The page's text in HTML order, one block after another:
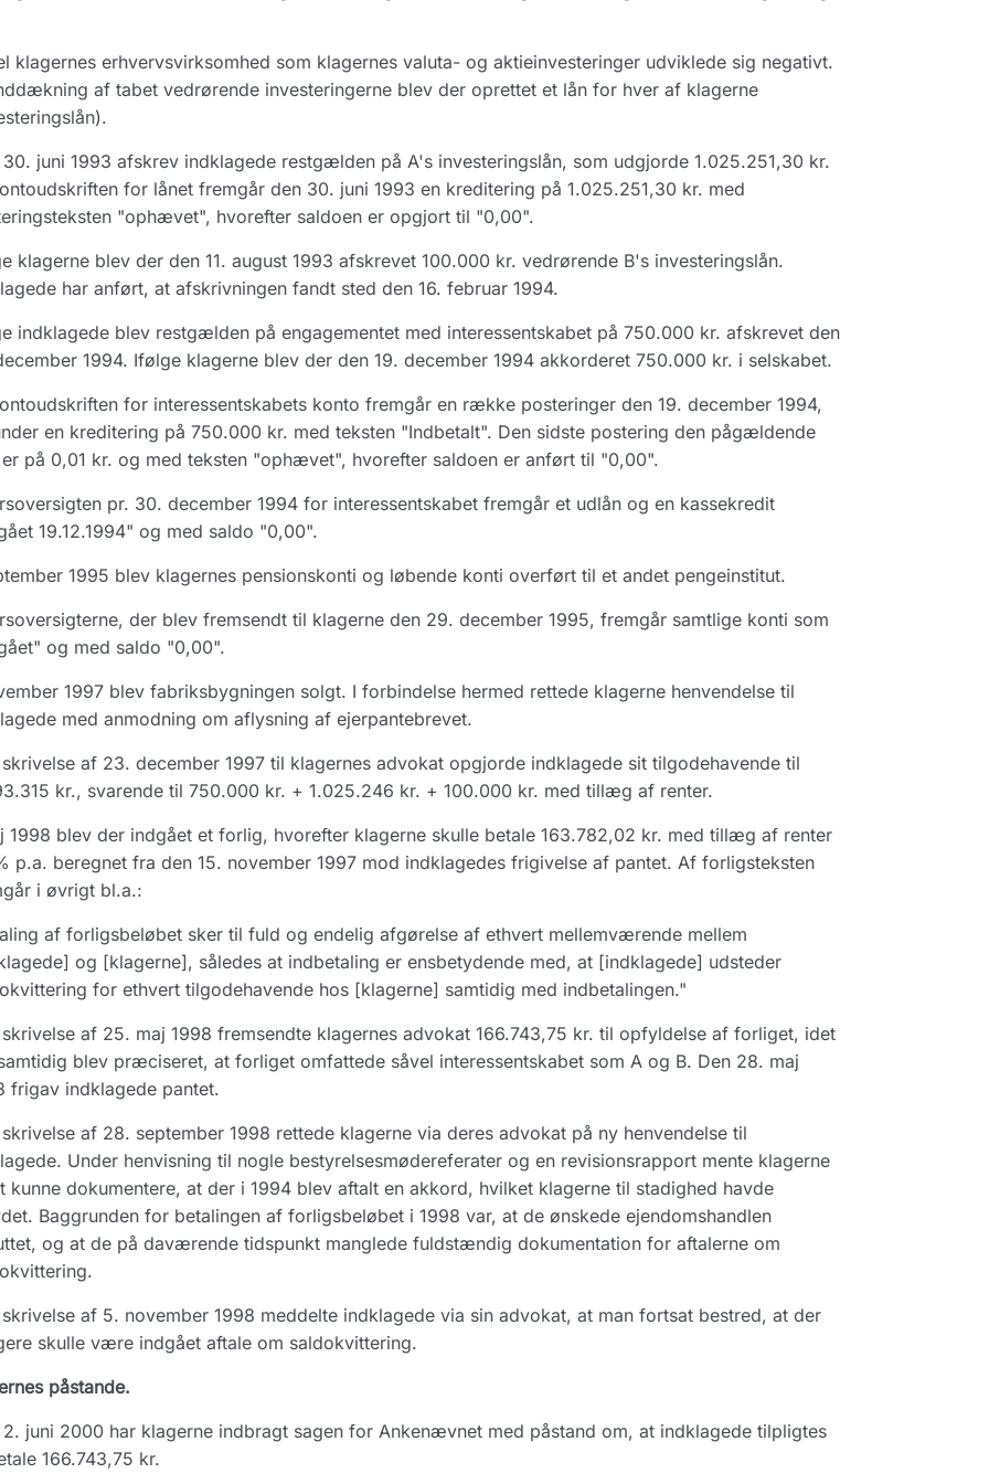
klagernes erhvervsvirksomhed som klagernes valuta- og aktieinvesteringer udviklede sig negativt.
af tabet vedrørende investeringerne blev der oprettet et lån for hver af klagerne
juni 1993 afskrev indklagede restgælden på A's investeringslån, som udgjorde 1.025.251,30 kr.
for lånet fremgår den 30. juni 1993 en kreditering på 1.025.251,30 kr. med
"ophævet", hvorefter saldoen er opgjort til "0,00".
klagerne blev der den 11. august 1993 afskrevet 100.000 kr. vedrørende B's investeringslån.
har anført, at afskrivningen fandt sted den 16. februar 1994.
indklagede blev restgælden på engagementet med interessentskabet på 750.000 kr. afskrevet den
1994. Ifølge klagerne blev der den 19. december 1994 akkorderet 750.000 kr. i selskabet.
for interessentskabets konto fremgår en række posteringer den 19. december 1994,
en kreditering på 750.000 kr. med teksten "Indbetalt". Den sidste postering den pågældende
på 0,01 kr. og med teksten "ophævet", hvorefter saldoen er anført til "0,00".
pr. 30. december 1994 for interessentskabet fremgår et udlån og en kassekredit
19.12.1994" og med saldo "0,00".
1995 blev klagernes pensionskonti og løbende konti overført til et andet pengeinstitut.
der blev fremsendt til klagerne den 29. december 1995, fremgår samtlige konti som
og med saldo "0,00".
1997 blev fabriksbygningen solgt. I forbindelse hermed rettede klagerne henvendelse til
med anmodning om aflysning af ejerpantebrevet.
af 23. december 1997 til klagernes advokat opgjorde indklagede sit tilgodehavende til
kr., svarende til 750.000 kr. + 1.025.246 kr. + 100.000 kr. med tillæg af renter.
1998 blev der indgået et forlig, hvorefter klagerne skulle betale 163.782,02 kr. med tillæg af renter
p.a. beregnet fra den 15. november 1997 mod indklagedes frigivelse af pantet. Af forligsteksten
i øvrigt bl.a.:
af forligsbeløbet sker til fuld og endelig afgørelse af ethvert mellemværende mellem
og [klagerne], således at indbetaling er ensbetydende med, at [indklagede] udsteder
for ethvert tilgodehavende hos [klagerne] samtidig med indbetalingen."
af 25. maj 1998 fremsendte klagernes advokat 166.743,75 kr. til opfyldelse af forliget, idet
blev præciseret, at forliget omfattede såvel interessentskabet som A og B. Den 28. maj
frigav indklagede pantet.
af 28. september 1998 rettede klagerne via deres advokat på ny henvendelse til
Under henvisning til nogle bestyrelsesmødereferater og en revisionsrapport mente klagerne
kunne dokumentere, at der i 1994 blev aftalt en akkord, hvilket klagerne til stadighed havde
Baggrunden for betalingen af forligsbeløbet i 1998 var, at de ønskede ejendomshandlen
og at de på daværende tidspunkt manglede fuldstændig dokumentation for aftalerne om
af 5. november 1998 meddelte indklagede via sin advokat, at man fortsat bestred, at der
skulle være indgået aftale om saldokvittering.
påstande.
2. juni 2000 har klagerne indbragt sagen for Ankenævnet med påstand om, at indklagede tilpligtes
166.743,75 kr.